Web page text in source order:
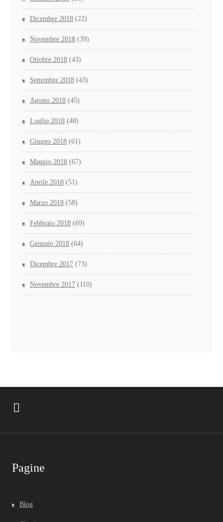
Dicembre 2018 (22)
Novembre 2018 (39)
Ottobre 2018 (43)
Settembre 2018 (43)
Agosto 2018 (45)
Luglio 2018 (48)
Giugno 2018 (61)
Maggio 2018 (67)
Aprile 2018 (51)
Marzo 2018 (58)
Febbraio 2018 (69)
Gennaio 2018 (64)
Dicembre 2017 (73)
Novembre 2017 (110)
Pagine
Blog